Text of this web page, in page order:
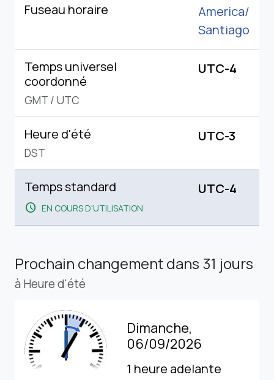
Fuseau horaire
America/
Santiago
Temps universel
coordonné
GMT / UTC
UTC-4
Heure d'été
DST
UTC-3
Temps standard
schedule EN COURS D'UTILISATION
UTC-4
Prochain changementdans 31 jours
à Heure d'été
Dimanche,
06/09/2026
1 heure adelante